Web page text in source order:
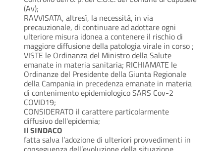
(Av);
RAVVISATA, altresì, la necessità, in via
precauzionale, di continuare ad adottare ogni
ulteriore misura idonea a contenere il rischio di
maggiore diffusione della patologia virale in corso ;
VISTE le Ordinanza del Ministro della Salute
emanate in materia sanitaria; RICHIAMATE le
Ordinanze del Presidente della Giunta Regionale
della Campania in precedenza emanate in materia
di contenimento epidemiologico SARS Cov-2
COVID19;
CONSIDERATO il carattere particolarmente
diffusivo dell'epidemia;
Il SINDACO
fatta salva l’adozione di ulteriori provvedimenti in